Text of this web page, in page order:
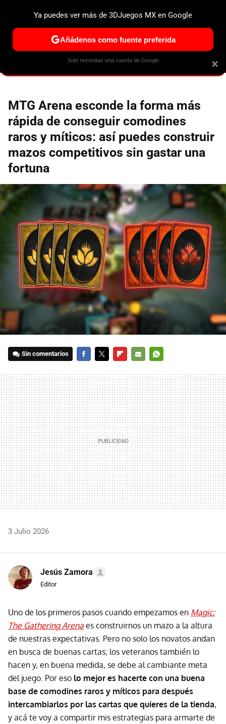
ESPECIALES PS5 NINTENDO SWITCH 2 XBOX
MTG Arena esconde la forma más
rápida de conseguir comodines
raros y míticos: así puedes construir
mazos competitivos sin gastar una
fortuna
Sin comentarios
MAIL
3 Julio 2026
Jesús Zamora
Editor
Uno de los primeros pasos cuando empezamos en Magic:
The Gathering Arena es construirnos un mazo a la altura
de nuestras expectativas. Pero no solo los novatos andan
en busca de buenas cartas; los veteranos también lo
hacen y, en buena medida, se debe al cambiante meta
del juego. Por eso lo mejor es hacerte con una buena
base de comodines raros y míticos para después
intercambiarlos por las cartas que quieres de la tienda,
y acá te voy a compartir mis estrategias para armarte de
×
Ya puedes ver más de 3DJuegos MX en Google
Añádenos como fuente preferida
Solo necesitas una cuenta de Google